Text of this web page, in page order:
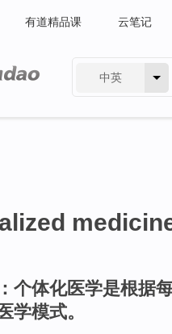
有道精品课 云笔记
中英
个体化医学是根据
学模式。